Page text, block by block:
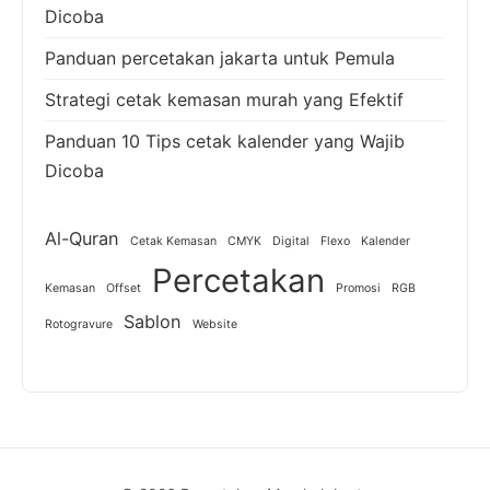
Dicoba
Panduan percetakan jakarta untuk Pemula
Strategi cetak kemasan murah yang Efektif
Panduan 10 Tips cetak kalender yang Wajib
Dicoba
Al-Quran Cetak Kemasan CMYK Digital Flexo Kalender
Kemasan Offset Percetakan Promosi RGB
Rotogravure Sablon Website